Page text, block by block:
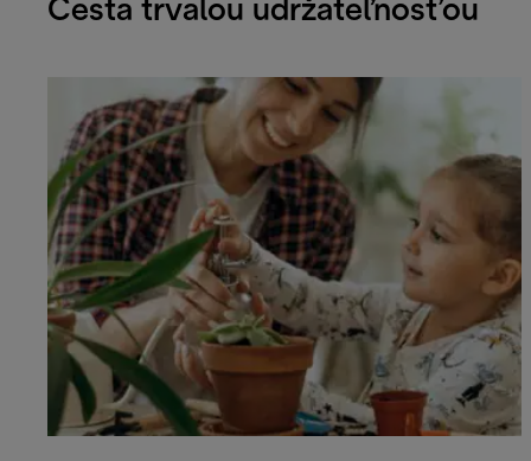
Cesta trvalou udržateľnosťou